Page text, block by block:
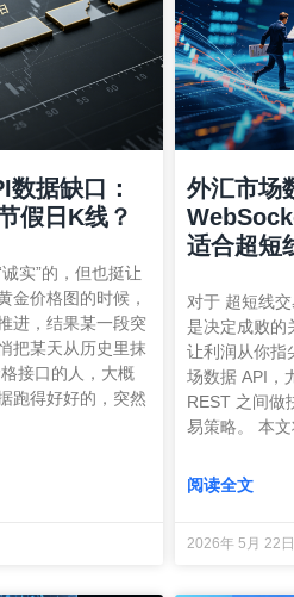
据缺口：
假日K线？
实”的，但也挺让
金价格图的时候，
进，结果某一段突
某天从历史里抹
接口的人，大概
跑得好好的，突然
外汇市场
适合超短
对于 超短线
是决定成败的
让利润从你指
场数据 API，
REST 之间做
易策略。 本
阅读全文
2026年 5月 22日